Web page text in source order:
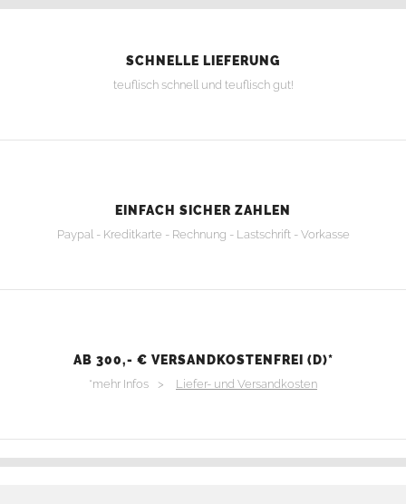
SCHNELLE LIEFERUNG
teuflisch schnell und teuflisch gut!
EINFACH SICHER ZAHLEN
Paypal - Kreditkarte - Rechnung - Lastschrift - Vorkasse
AB 300,- € VERSANDKOSTENFREI (D)*
*mehr Infos > Liefer- und Versandkosten